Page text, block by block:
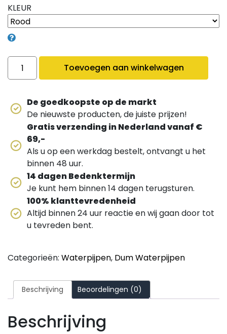
De goedkoopste op de markt
De nieuwste producten, de juiste prijzen!
Gratis verzending in Nederland vanaf €
69,-
Als u op een werkdag bestelt, ontvangt u het
binnen 48 uur.
14 dagen Bedenktermijn
Je kunt hem binnen 14 dagen terugsturen.
100% klanttevredenheid
Altijd binnen 24 uur reactie en wij gaan door tot
u tevreden bent.
KLEUR
Dum Magnum Medium 2.0 quantity
Toevoegen aan winkelwagen
Categorieën: Waterpijpen, Dum Waterpijpen
Beschrijving Beoordelingen (0)
Beschrijving